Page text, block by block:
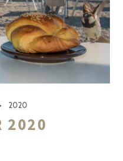
2020
2020